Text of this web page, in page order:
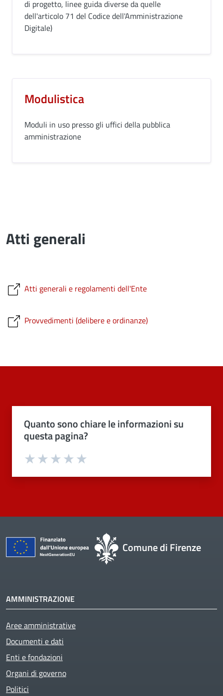
di progetto, linee guida diverse da quelle
dell'articolo 71 del Codice dell'Amministrazione
Digitale)
Modulistica
Moduli in uso presso gli uffici della pubblica
amministrazione
Atti generali
Atti generali e regolamenti dell'Ente
Provvedimenti (delibere e ordinanze)
Quanto sono chiare le informazioni su
questa pagina?
Valuta 4 stelle su 5
Valuta 3 stelle su 5
Valuta 2 stelle su 5
Valuta 1 stelle su 5
Comune di Firenze
AMMINISTRAZIONE
Aree amministrative
Documenti e dati
Enti e fondazioni
Organi di governo
Politici